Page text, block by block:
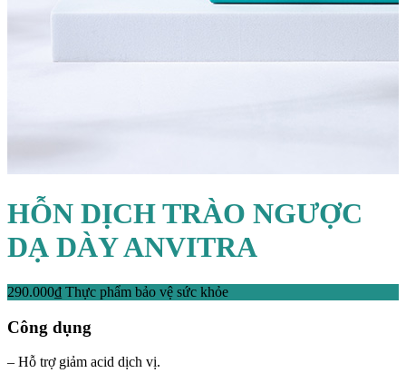
HỖN DỊCH TRÀO NGƯỢC
DẠ DÀY ANVITRA
290.000₫ Thực phẩm bảo vệ sức khỏe
Công dụng
– Hỗ trợ giảm acid dịch vị.